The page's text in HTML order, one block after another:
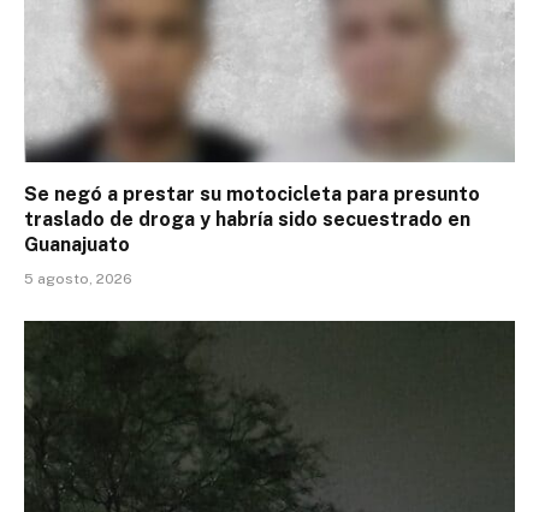
Se negó a prestar su motocicleta para presunto
traslado de droga y habría sido secuestrado en
Guanajuato
5 agosto, 2026